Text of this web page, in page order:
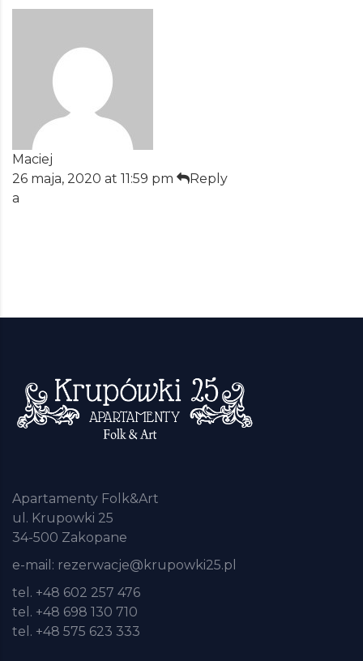
Maciej
26 maja, 2020 at 11:59 pm
Reply
a
Apartamenty Folk&Art
ul. Krupowki 25
34-500 Zakopane
e-mail: rezerwacje@krupowki25.pl
tel. +48 602 257 476
tel. +48 698 130 710
tel. +48 575 623 333